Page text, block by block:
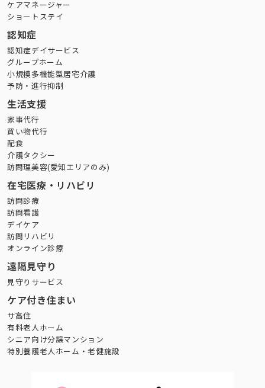
ケアマネージャー
ショートステイ
認知症
認知症デイサービス
グループホーム
小規模多機能型居宅介護
予防・進行抑制
生活支援
家事代行
買い物代行
配食
介護タクシー
訪問理美容(愛知エリアのみ)
在宅医療・リハビリ
訪問診療
訪問看護
デイケア
訪問リハビリ
オンライン診療
遠隔見守り
見守りサービス
ケア付き住まい
サ高住
有料老人ホーム
シニア向け分譲マンション
特別養護老人ホーム・老健施設